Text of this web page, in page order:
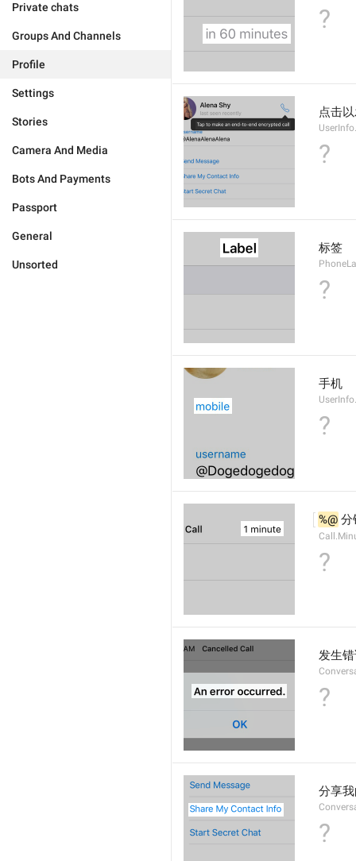
Private chats
Groups And Channels
Profile
Settings
Stories
Camera And Media
Bots And Payments
Passport
General
Unsorted
?
点击
?
标签
?
手机
?
%@ 分
?
发生
?
分享
?